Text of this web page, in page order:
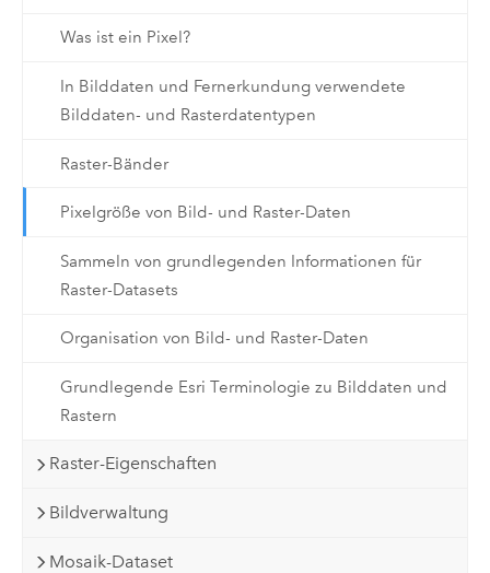
Was ist ein Pixel?
In Bilddaten und Fernerkundung verwendete
Bilddaten- und Rasterdatentypen
Raster-Bänder
Pixelgröße von Bild- und Raster-Daten
Sammeln von grundlegenden Informationen für
Raster-Datasets
Organisation von Bild- und Raster-Daten
Grundlegende Esri Terminologie zu Bilddaten und
Rastern
Raster-Eigenschaften
Bildverwaltung
Mosaik-Dataset